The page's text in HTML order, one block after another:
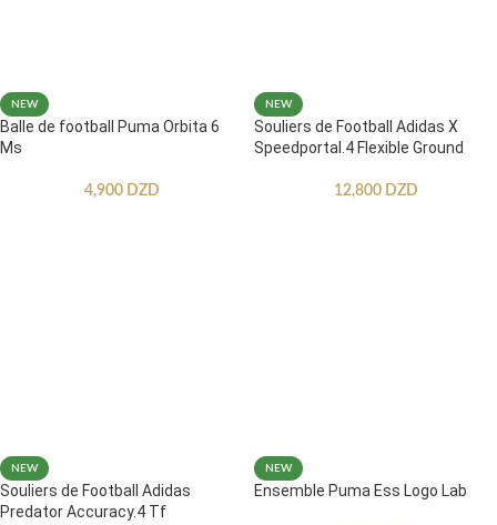
NEW
Balle de football Puma Orbita 6
Ms
4,900 DZD
NEW
Souliers de Football Adidas X
Speedportal.4 Flexible Ground
12,800 DZD
NEW
Souliers de Football Adidas
Predator Accuracy.4 Tf
NEW
Ensemble Puma Ess Logo Lab